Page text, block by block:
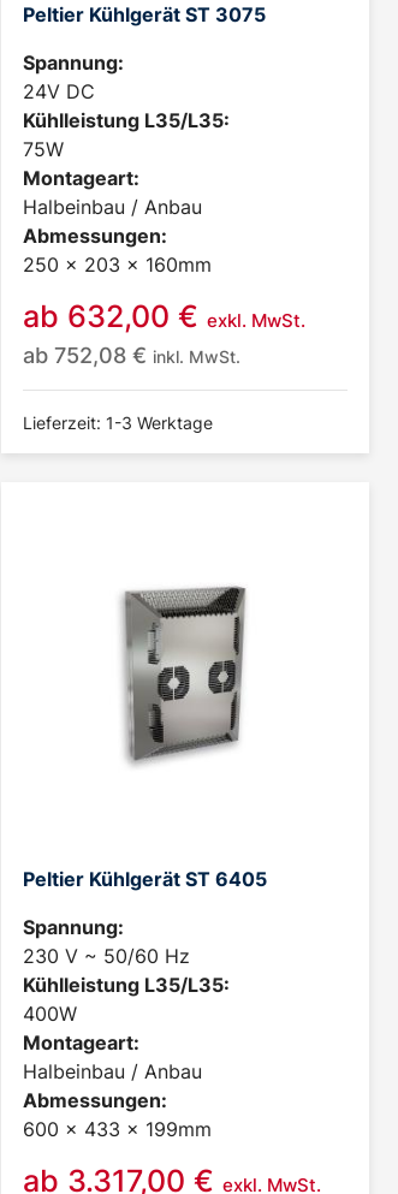
Peltier Kühlgerät ST 3075
Spannung:
24V DC
Kühlleistung L35/L35:
75W
Montageart:
Halbeinbau / Anbau
Abmessungen:
250 x 203 x 160mm
ab 632,00 € exkl. MwSt.
ab 752,08 € inkl. MwSt.
Lieferzeit: 1-3 Werktage
Peltier Kühlgerät ST 6405
Spannung:
230 V ~ 50/60 Hz
Kühlleistung L35/L35:
400W
Montageart:
Halbeinbau / Anbau
Abmessungen:
600 x 433 x 199mm
ab 3.317,00 € exkl. MwSt.